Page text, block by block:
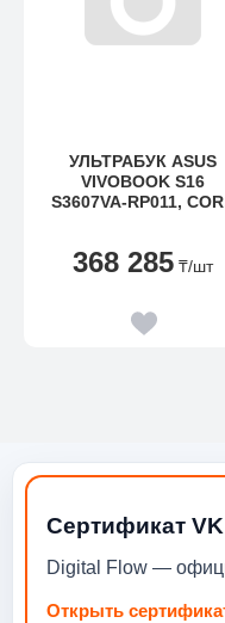
УЛЬТРАБУК ASUS
VIVOBOOK S16
S3607VA-RP011,
WUXGA/DOS
368 285 ₸/шт
Сертификат
Digital Flow —
Открыть